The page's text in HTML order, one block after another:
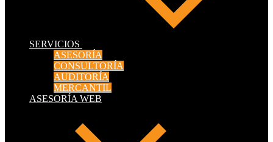
SERVICIOS
ASESORÍA
CONSULTORÍA
AUDITORÍA
MERCANTIL
ASESORÍA WEB